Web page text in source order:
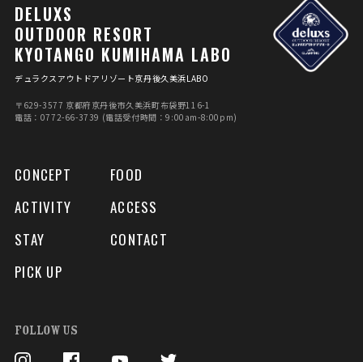
DELUXS
OUTDOOR RESORT
KYOTANGO KUMIHAMA LABO
デュラクスアウトドアリゾート京丹後久美浜LABO
〒629-3577 京都府京丹後市久美浜町布袋野116-1
電話：0772-66-3739 (電話受付時間：9:00am-8:00pm)
CONCEPT
ACTIVITY
STAY
PICK UP
FOOD
ACCESS
CONTACT
FOLLOW US